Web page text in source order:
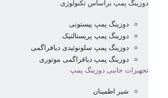
دوزینگ پمپ براساس تکنولوژی
دوزینگ پمپ پیستونی
دوزینگ پمپ پریستالتیک
دوزینگ پمپ سلونوئیدی دیافراگمی
دوزینگ پمپ دیافراگمی موتوری
تجهیزات جانبی دوزینگ پمپ
شیر اطمینان